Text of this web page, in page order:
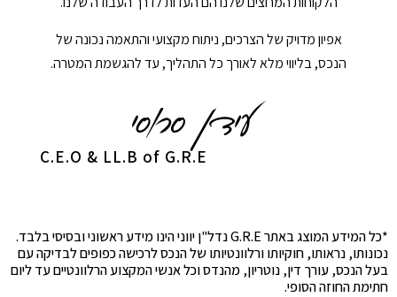
אפיון מדויק של הצרכים, ניתוח מקצועי והתאמה נכונה של
הנכס, בליווי מלא לאורך כל התהליך, עד להגשמת המטרה.
C.E.O & LL.B of G.R.E
*כל המידע המוצג באתר G.R.E נדל"ן יווני הינו מידע ראשוני ובסיסי בלבד.
נכונותו, נראותו, חוקיותו ורלוונטיותו של הנכס לרכישה כפופים לבדיקה עם
בעל הנכס, עורך דין, נוטריון, מהנדס וכל אנשי המקצוע הרלוונטיים עד ליום
חתימת החוזה הסופי.